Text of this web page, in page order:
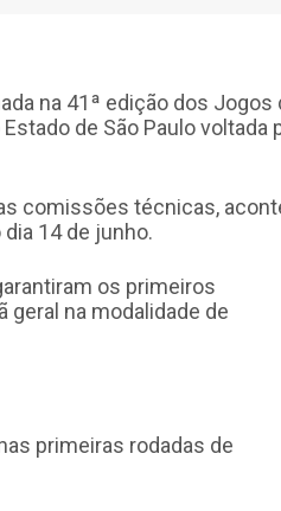
na 41ª edição dos Jogos
de São Paulo voltada
comissões técnicas,
14 de junho.
os primeiros
geral na modalidade de
primeiras rodadas de